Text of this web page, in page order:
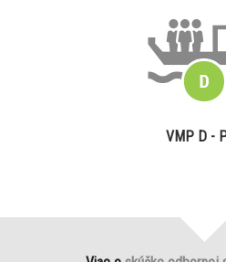
VMP D -